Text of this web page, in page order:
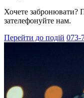
Хочете забронювати?
зателефонуйте нам.
Перейти до подій 073-